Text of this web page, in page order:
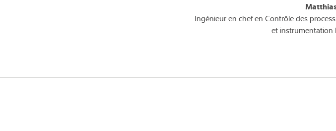
Ingénieur en chef en Contrôle des
et instrumentation